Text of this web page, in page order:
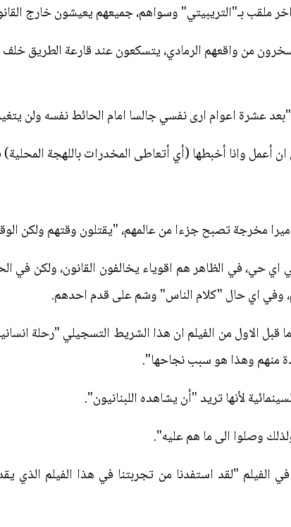
بـ"التريبيتي" وسواهم، جميعهم يعيشون خارج
من واقعهم الرمادي، يتسكعون عند قارعة الطريق
عشرة اعوام ارى نفسي جالسا امام الحائط نفسه ولن
وانا أخبطها (أي أتعاطى المخدرات باللهجة المحلية)
مخرجة تصبح جزءا من عالمهم، "يقتلون وقتهم ولكن
حي، في الظاهر هم اقوياء يخالفون القانون، ولكن في
وفي اي حال "كلام الناس" وشم على قدم احدهم.
الاول من الفيلم ان هذا الشريط التسجيلي "رحلة
منهم وهذا هو سبب نجاحها".
لأنها تريد "أن يشاهده اللبنانيون".
وصلوا الى ما هم عليه".
الفيلم "لقد استفدنا من تجربتنا في هذا الفيلم الذي